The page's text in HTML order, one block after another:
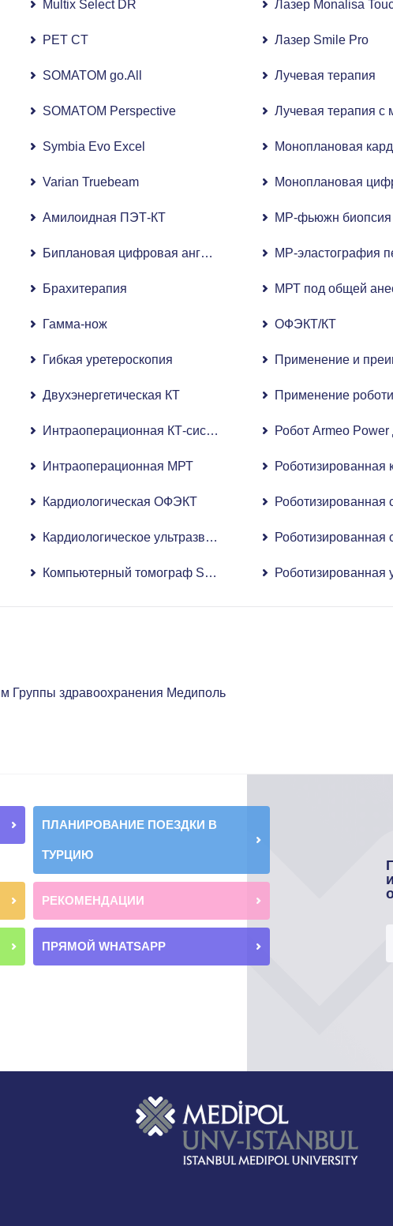
(256-срезовая КТ)
томография (МРТ 3,0 Тл)
Voluson E8 Expert
ультразвук)
под контролем МРТ
Multix Select DR
PET CT
SOMATOM go.All
SOMATOM Perspective
Symbia Evo Excel
Varian Truebeam
Амилоидная ПЭТ-КТ
Биплановая цифровая ангиографическая система с
Брахитерапия
Гамма-нож
Гибкая уретероскопия
Двухэнергетическая КТ
Интраоперационная КТ-система визуализации O-ARM
Интраоперационная МРТ
Кардиологическая ОФЭКТ
Кардиологическое ультразвуковое исследование
Компьютерный томограф SOMATOM Force
Лазер Monalisa
Лазер Smile Pro
Лучевая терапия
Лучевая терапия с
Моноплановая
Моноплановая
МР-фьюжн биопсия
МР-эластография
МРТ под общей
ОФЭКТ/КТ
Применение и
Применение
Робот Armeo Power
Роботизированная
Роботизированная
Роботизированная
Роботизированная
Группы здравоохранения Медиполь
ПЛАНИРОВАНИЕ ПОЕЗДКИ В
ТУРЦИЮ
РЕКОМЕНДАЦИИ
ПРЯМОЙ WHATSAPP